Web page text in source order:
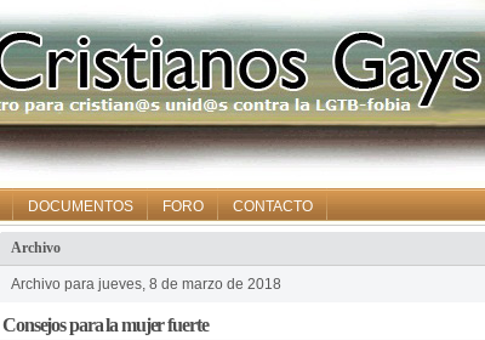
DOCUMENTOS FORO CONTACTO
Archivo
Archivo para jueves, 8 de marzo de 2018
Consejos para la mujer fuerte